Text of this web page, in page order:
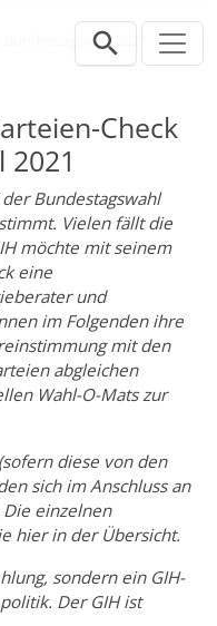
2021
Check
Bundestagswahl
Vielen fällt die
möchte mit seinem
eine
und
im Folgenden ihre
mit den
abgleichen
Wahl-O-Mats zur
diese von den
sich im Anschluss an
einzelnen
hier in der Übersicht.
sondern ein GIH-
Der GIH ist